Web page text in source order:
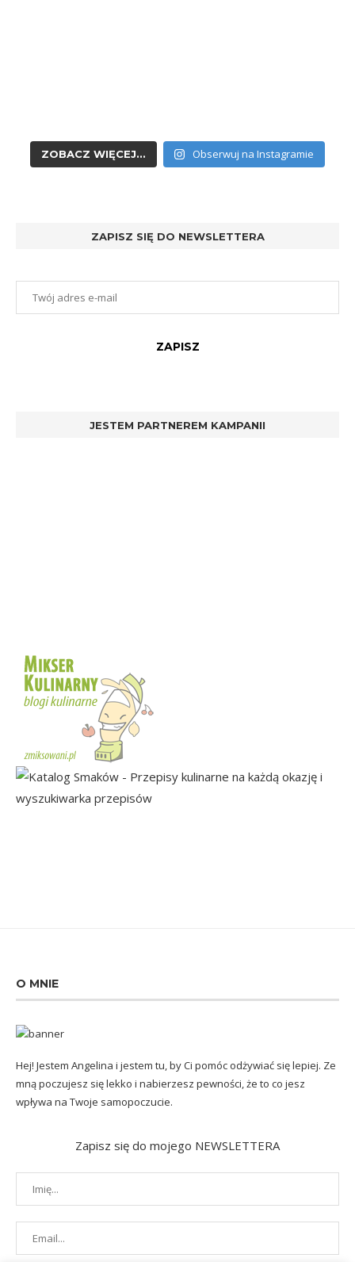
ZOBACZ WIĘCEJ... Obserwuj na Instagramie
ZAPISZ SIĘ DO NEWSLETTERA
JESTEM PARTNEREM KAMPANII
O MNIE
Hej! Jestem Angelina i jestem tu, by Ci pomóc odżywiać się lepiej. Ze
mną poczujesz się lekko i nabierzesz pewności, że to co jesz
wpływa na Twoje samopoczucie.
Zapisz się do mojego NEWSLETTERA